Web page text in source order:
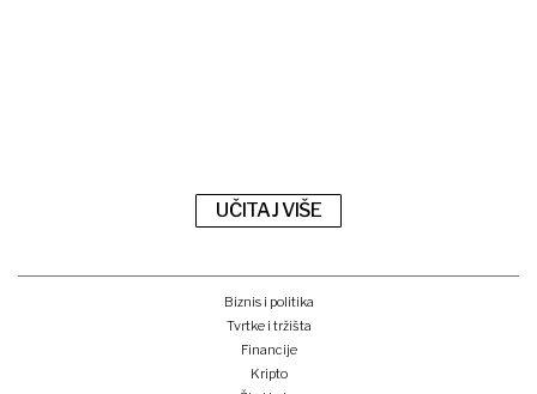
UČITAJ VIŠE
Biznis i politika
Tvrtke i tržišta
Financije
Kripto